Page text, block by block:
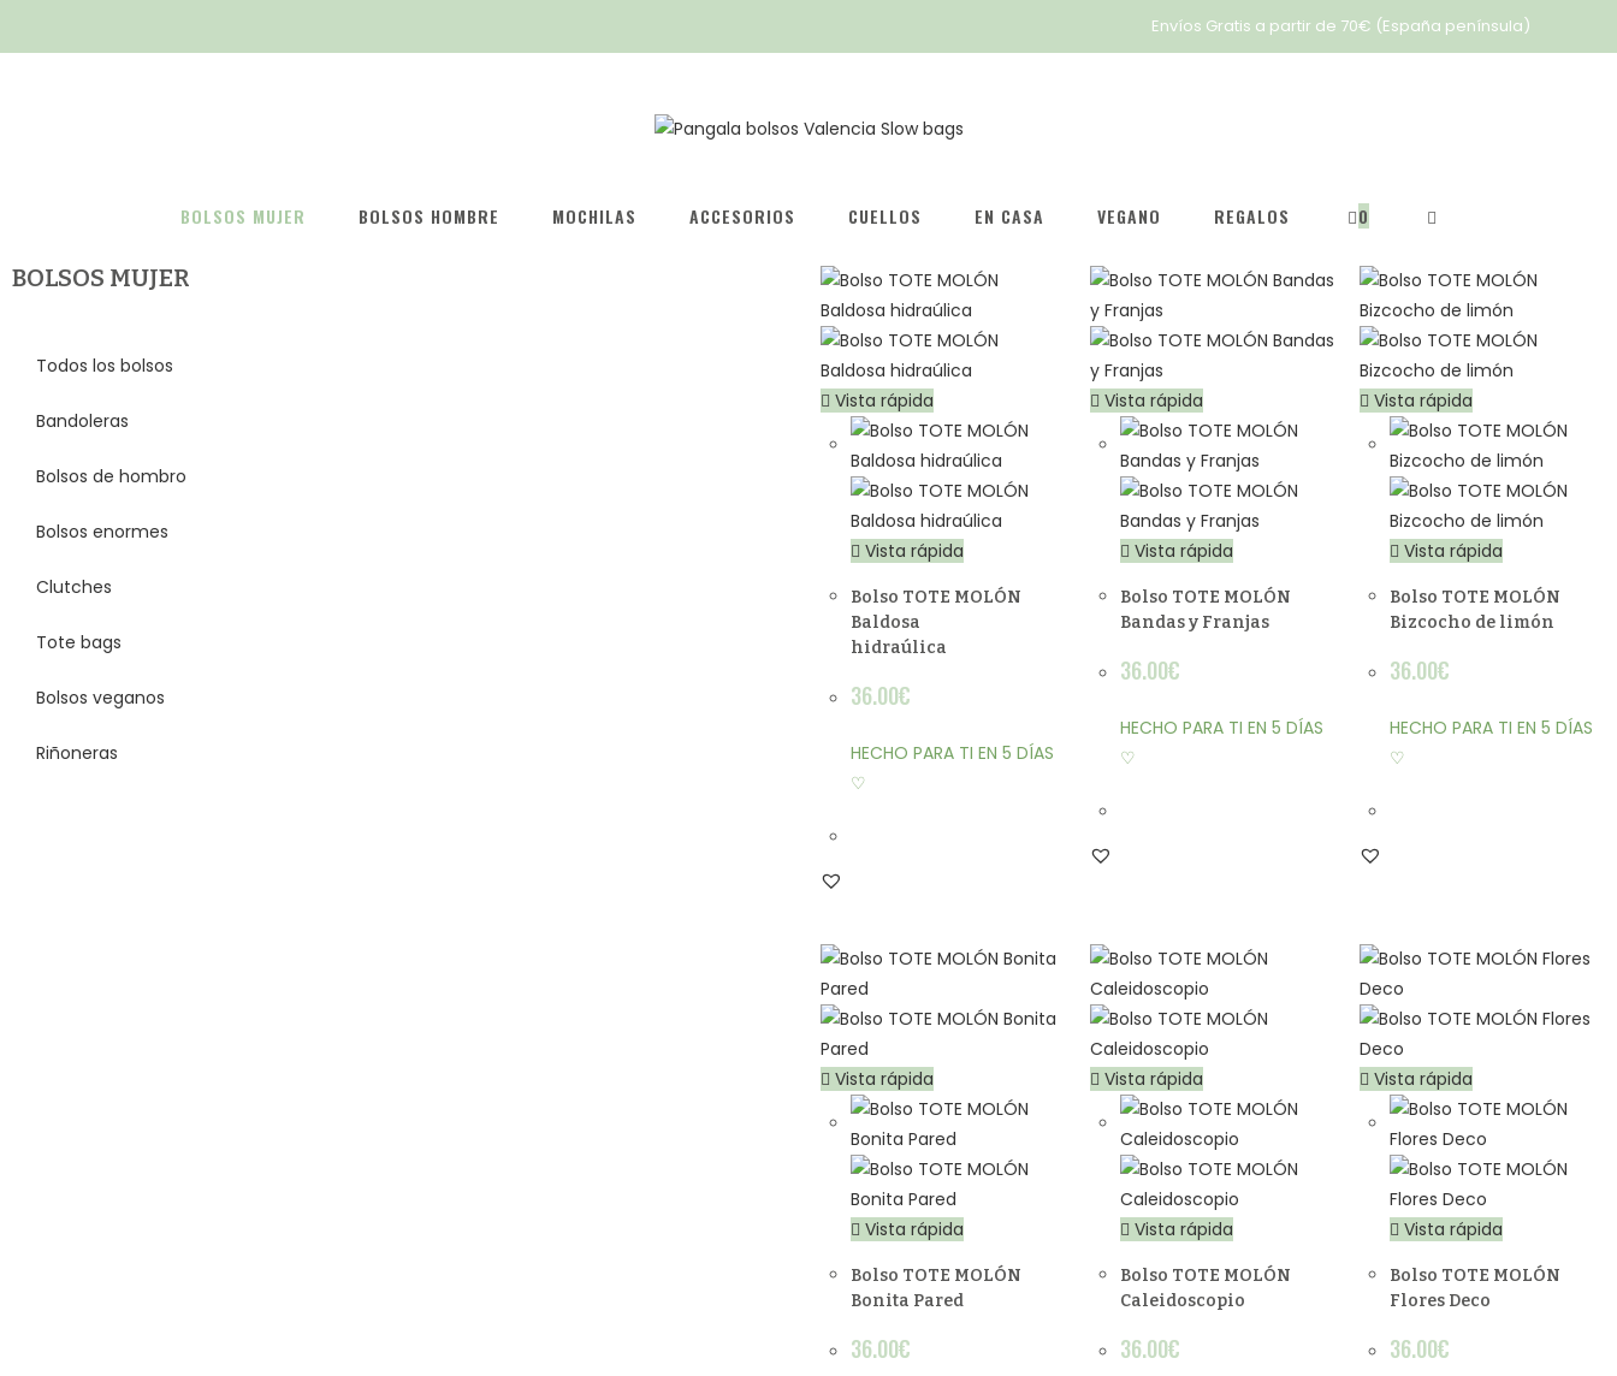
Envíos Gratis a partir de 70€ (España península)
BOLSOS MUJER BOLSOS HOMBRE MOCHILAS ACCESORIOS CUELLOS EN CASA VEGANO REGALOS 0
BOLSOS MUJER
Todos los bolsos
Bandoleras
Bolsos de hombro
Bolsos enormes
Clutches
Tote bags
Bolsos veganos
Riñoneras
Vista rápida
Vista rápida
Bolso TOTE MOLÓN
Baldosa
hidraúlica
36.00€
HECHO PARA TI EN 5 DÍAS
♡
Vista rápida
Vista rápida
Bolso TOTE MOLÓN
Bandas y Franjas
36.00€
HECHO PARA TI EN 5 DÍAS
♡
Vista rápida
Vista rápida
Bolso TOTE MOLÓN
Bizcocho de limón
36.00€
HECHO PARA TI EN 5 DÍAS
♡
Vista rápida
Vista rápida
Bolso TOTE MOLÓN
Bonita Pared
36.00€
Vista rápida
Vista rápida
Bolso TOTE MOLÓN
Caleidoscopio
36.00€
Vista rápida
Vista rápida
Bolso TOTE MOLÓN
Flores Deco
36.00€